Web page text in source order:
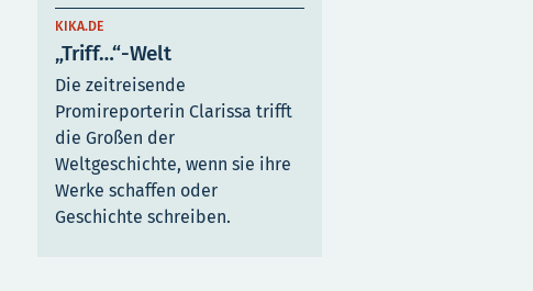
KIKA.DE
„Triff…“-Welt
Die zeitreisende
Promireporterin Clarissa trifft
die Großen der
Weltgeschichte, wenn sie ihre
Werke schaffen oder
Geschichte schreiben.